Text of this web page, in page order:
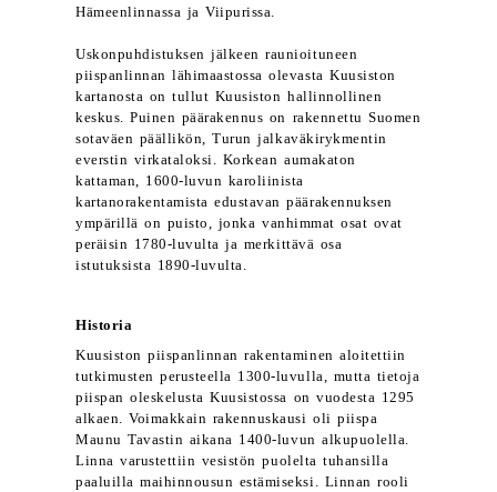
Hämeenlinnassa ja Viipurissa.
Uskonpuhdistuksen jälkeen raunioituneen
piispanlinnan lähimaastossa olevasta Kuusiston
kartanosta on tullut Kuusiston hallinnollinen
keskus. Puinen päärakennus on rakennettu Suomen
sotaväen päällikön, Turun jalkaväkirykmentin
everstin virkataloksi. Korkean aumakaton
kattaman, 1600-luvun karoliinista
kartanorakentamista edustavan päärakennuksen
ympärillä on puisto, jonka vanhimmat osat ovat
peräisin 1780-luvulta ja merkittävä osa
istutuksista 1890-luvulta.
Historia
Kuusiston piispanlinnan rakentaminen aloitettiin
tutkimusten perusteella 1300-luvulla, mutta tietoja
piispan oleskelusta Kuusistossa on vuodesta 1295
alkaen. Voimakkain rakennuskausi oli piispa
Maunu Tavastin aikana 1400-luvun alkupuolella.
Linna varustettiin vesistön puolelta tuhansilla
paaluilla maihinnousun estämiseksi. Linnan rooli